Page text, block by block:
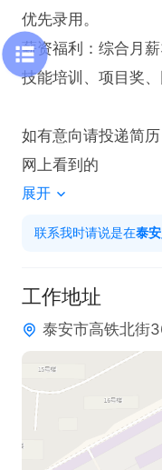
优先录用。
薪资福利：综合月
技能培训、项目奖、
如有意向请投递简
网上看到的
展开
联系我时请说是在泰
工作地址
泰安市高铁北街